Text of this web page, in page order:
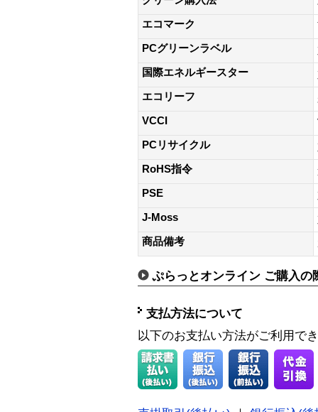
エコマーク
PCグリーンラベル
国際エネルギースター
エコリーフ
VCCI
PCリサイクル
RoHS指令
PSE
J-Moss
商品備考
ぷらっとオンライン ご購入の
支払方法について
以下のお支払い方法がご利用で